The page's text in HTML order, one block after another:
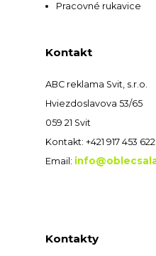
Pracovné rukavice
Kontakt
ABC reklama Svit, s.r.o.
Hviezdoslavova 53/65
059 21 Svit
Kontakt: +421 917 453 622
Email:
Kontakty